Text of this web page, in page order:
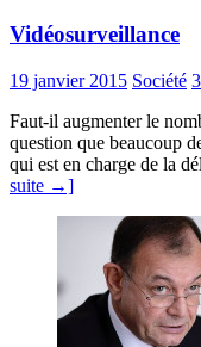
Vidéosurveillance
19 janvier 2015 Société 3
Faut-il augmenter le
question que beaucoup
qui est en charge de la
suite →]